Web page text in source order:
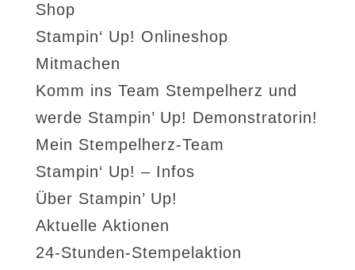
Shop
Stampin‘ Up! Onlineshop
Mitmachen
Komm ins Team Stempelherz und
werde Stampin’ Up! Demonstratorin!
Mein Stempelherz-Team
Stampin‘ Up! – Infos
Über Stampin’ Up!
Aktuelle Aktionen
24-Stunden-Stempelaktion